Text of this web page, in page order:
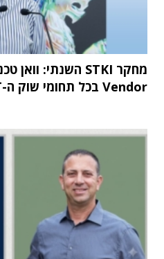
Vendor בכל תחומי שוק ה-IT